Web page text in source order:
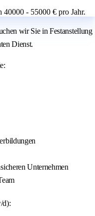
40000 - 55000 € pro Jahr.
wir Sie in Festanstellung
Dienst.
Unternehmen
d):